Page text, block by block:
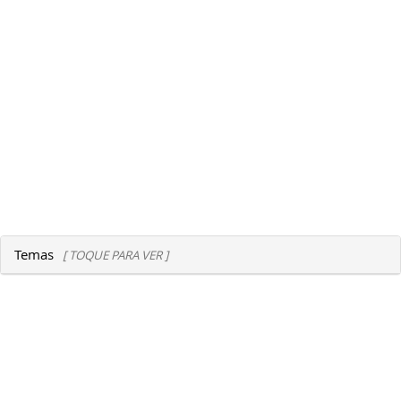
Temas [ TOQUE PARA VER ]